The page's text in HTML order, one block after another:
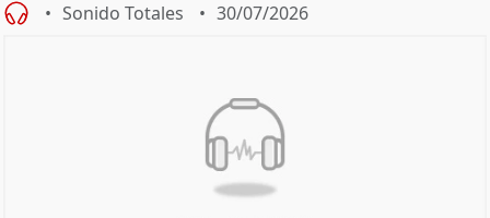
Sonido Totales 30/07/2026